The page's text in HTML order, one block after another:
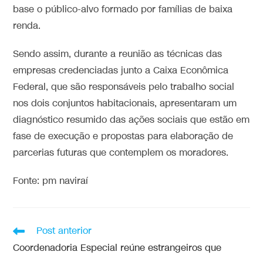
base o público-alvo formado por famílias de baixa
renda.
Sendo assim, durante a reunião as técnicas das
empresas credenciadas junto a Caixa Econômica
Federal, que são responsáveis pelo trabalho social
nos dois conjuntos habitacionais, apresentaram um
diagnóstico resumido das ações sociais que estão em
fase de execução e propostas para elaboração de
parcerias futuras que contemplem os moradores.
Fonte: pm naviraí
Post anterior
Coordenadoria Especial reúne estrangeiros que